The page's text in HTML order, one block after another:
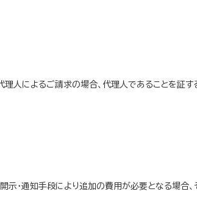
人によるご請求の場合、代理人であることを証す
示・通知手段により追加の費用が必要となる場合